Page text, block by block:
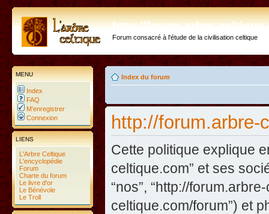
http://forum.arbre-
Forum consacré à l'étude de la civilisation celtique
MENU
Index
FAQ
M’enregistrer
Connexion
LIENS
L'Arbre Celtique
L'encyclopédie
Forum
Charte du forum
Le livre d'or
Le Bénévole
Le Troll
Index du forum
http://forum.arbre-
Cette politique explique
celtique.com” et ses
“nos”, “http://
celtique.com/forum”) et